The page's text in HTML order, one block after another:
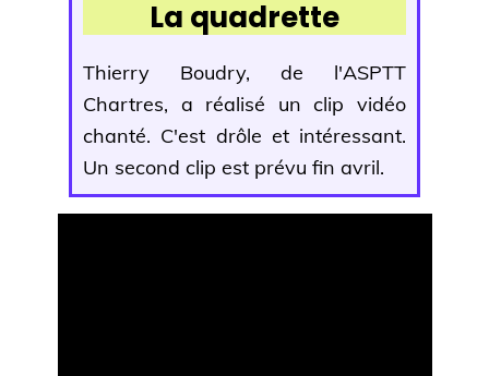
La quadrette
Thierry Boudry, de l'ASPTT
Chartres, a réalisé un clip vidéo
chanté. C'est drôle et intéressant.
Un second clip est prévu fin avril.